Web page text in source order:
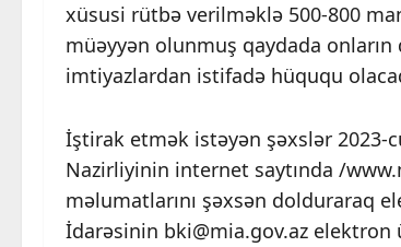
xüsusi rütbə verilməklə 500-800
müəyyən olunmuş qaydada
imtiyazlardan istifadə hüququ
İştirak etmək istəyən şəxslər 2023-
Nazirliyinin internet saytında /
məlumatlarını şəxsən dolduraraq
İdarəsinin bki@mia.gov.az elektron